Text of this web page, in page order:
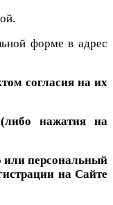
форме в адрес
согласия на их
нажатия на
или персональный
на Сайте